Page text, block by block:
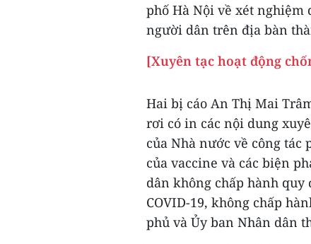
phố Hà Nội về xét nghiệm
người dân trên địa bàn
[Xuyên tạc hoạt động
Hai bị cáo An Thị Mai
rơi có in các nội dung
của Nhà nước về công tác
của vaccine và các biện
dân không chấp hành
COVID-19, không chấp
phủ và Ủy ban Nhân dân